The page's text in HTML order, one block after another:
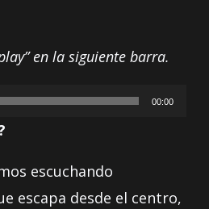
en la siguiente barra.
00:00
escuchando
escapa desde el centro,